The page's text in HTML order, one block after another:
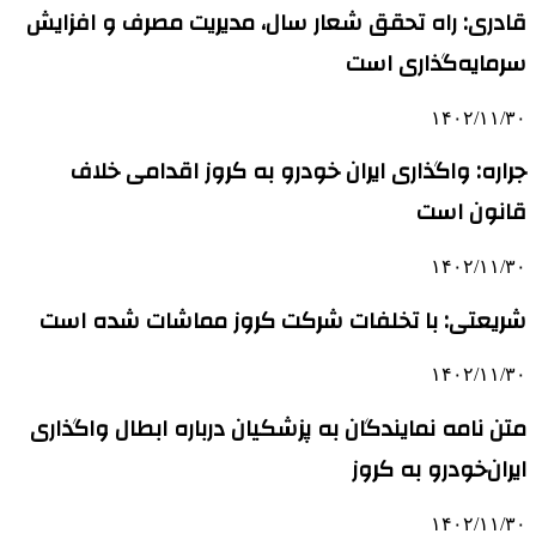
قادری: راه تحقق شعار سال، مدیریت مصرف و افزایش
سرمایه‌گذاری است
۱۴۰۲/۱۱/۳۰
جراره: واگذاری ایران خودرو به کروز اقدامی خلاف
قانون است
۱۴۰۲/۱۱/۳۰
شریعتی: با تخلفات شرکت کروز مماشات شده است
۱۴۰۲/۱۱/۳۰
متن نامه نمایندگان به پزشکیان درباره ابطال واگذاری
ایران‌خودرو به کروز
۱۴۰۲/۱۱/۳۰